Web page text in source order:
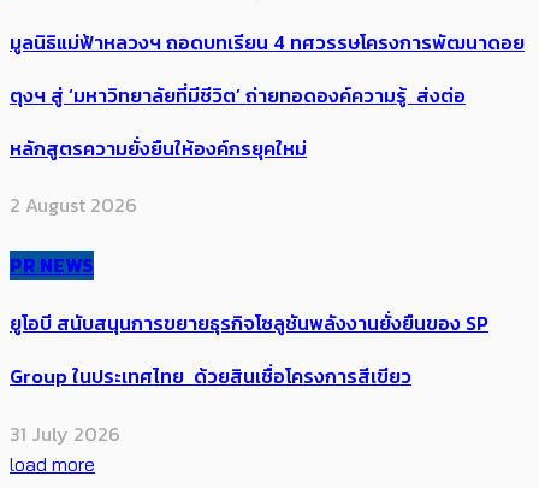
มูลนิธิแม่ฟ้าหลวงฯ ถอดบทเรียน 4 ทศวรรษโครงการพัฒนาดอย
ตุงฯ สู่ ‘มหาวิทยาลัยที่มีชีวิต’ ถ่ายทอดองค์ความรู้ ส่งต่อ
หลักสูตรความยั่งยืนให้องค์กรยุคใหม่
2 August 2026
PR NEWS
ยูโอบี สนับสนุนการขยายธุรกิจโซลูชันพลังงานยั่งยืนของ SP
Group ในประเทศไทย ด้วยสินเชื่อโครงการสีเขียว
31 July 2026
load more